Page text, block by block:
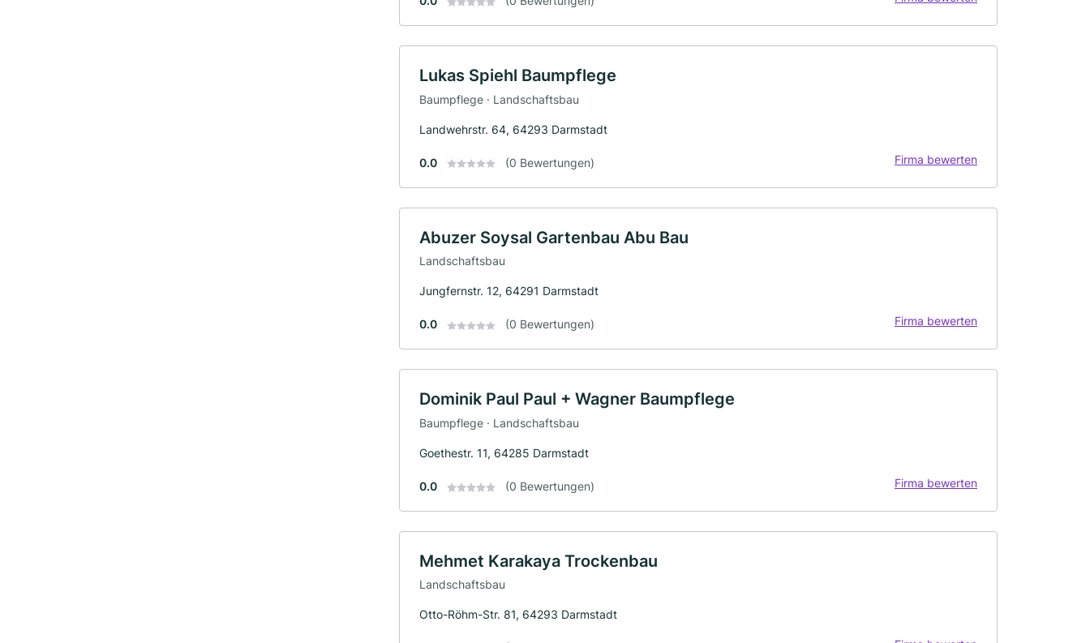
Lukas Spiehl Baumpflege
Baumpflege · Landschaftsbau
Landwehrstr. 64, 64293 Darmstadt
0.0 (0 Bewertungen) Firma bewerten
Abuzer Soysal Gartenbau Abu Bau
Landschaftsbau
Jungfernstr. 12, 64291 Darmstadt
0.0 (0 Bewertungen) Firma bewerten
Dominik Paul Paul + Wagner Baumpflege
Baumpflege · Landschaftsbau
Goethestr. 11, 64285 Darmstadt
0.0 (0 Bewertungen) Firma bewerten
Mehmet Karakaya Trockenbau
Landschaftsbau
Otto-Röhm-Str. 81, 64293 Darmstadt